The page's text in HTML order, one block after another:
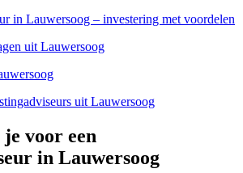
in Lauwersoog – investering met voordelen
uit Lauwersoog
uit Lauwersoog
voor een
in Lauwersoog